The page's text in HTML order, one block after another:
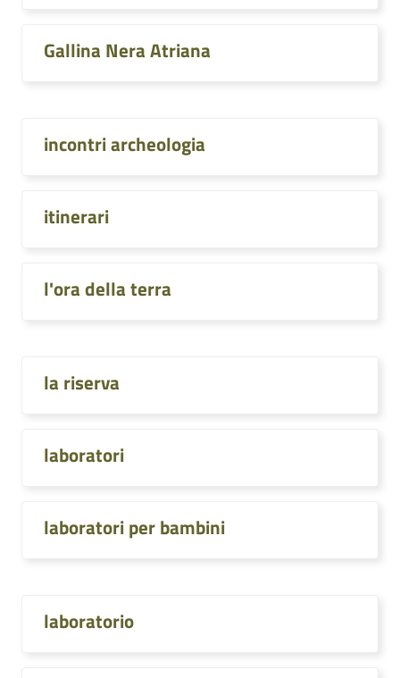
Gallina Nera Atriana
incontri archeologia
itinerari
l'ora della terra
la riserva
laboratori
laboratori per bambini
laboratorio